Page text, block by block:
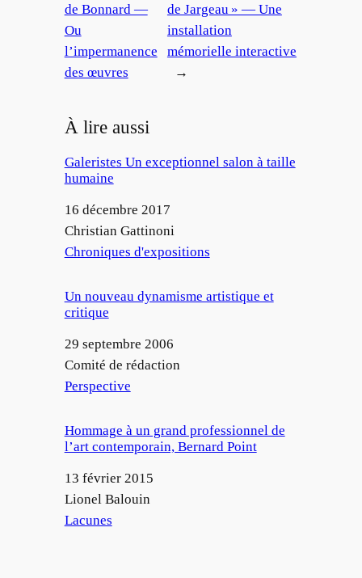
de Bonnard —
Ou
l’impermanence
des œuvres
de Jargeau » — Une
installation
mémorielle interactive
→
À lire aussi
Galeristes Un exceptionnel salon à taille
humaine
Date
16 décembre 2017
Auteur
Christian Gattinoni
Par rapport à
Chroniques d'expositions
Un nouveau dynamisme artistique et
critique
Date
29 septembre 2006
Auteur
Comité de rédaction
Par rapport à
Perspective
Hommage à un grand professionnel de
l’art contemporain, Bernard Point
Date
13 février 2015
Auteur
Lionel Balouin
Par rapport à
Lacunes